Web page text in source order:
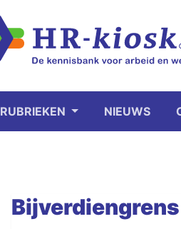
RUBRIEKEN NIEUWS
Bijverdiengrens